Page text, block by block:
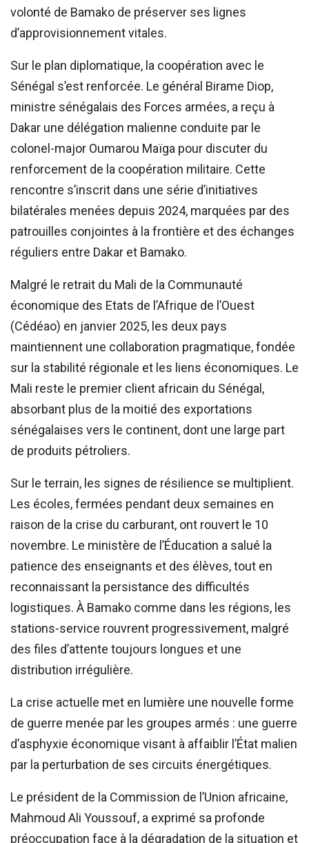
volonté de Bamako de préserver ses lignes
d’approvisionnement vitales.
Sur le plan diplomatique, la coopération avec le
Sénégal s’est renforcée. Le général Birame Diop,
ministre sénégalais des Forces armées, a reçu à
Dakar une délégation malienne conduite par le
colonel-major Oumarou Maïga pour discuter du
renforcement de la coopération militaire. Cette
rencontre s’inscrit dans une série d’initiatives
bilatérales menées depuis 2024, marquées par des
patrouilles conjointes à la frontière et des échanges
réguliers entre Dakar et Bamako.
Malgré le retrait du Mali de la Communauté
économique des Etats de l’Afrique de l’Ouest
(Cédéao) en janvier 2025, les deux pays
maintiennent une collaboration pragmatique, fondée
sur la stabilité régionale et les liens économiques. Le
Mali reste le premier client africain du Sénégal,
absorbant plus de la moitié des exportations
sénégalaises vers le continent, dont une large part
de produits pétroliers.
Sur le terrain, les signes de résilience se multiplient.
Les écoles, fermées pendant deux semaines en
raison de la crise du carburant, ont rouvert le 10
novembre. Le ministère de l’Éducation a salué la
patience des enseignants et des élèves, tout en
reconnaissant la persistance des difficultés
logistiques. À Bamako comme dans les régions, les
stations-service rouvrent progressivement, malgré
des files d’attente toujours longues et une
distribution irrégulière.
La crise actuelle met en lumière une nouvelle forme
de guerre menée par les groupes armés : une guerre
d’asphyxie économique visant à affaiblir l’État malien
par la perturbation de ses circuits énergétiques.
Le président de la Commission de l’Union africaine,
Mahmoud Ali Youssouf, a exprimé sa profonde
préoccupation face à la dégradation de la situation et